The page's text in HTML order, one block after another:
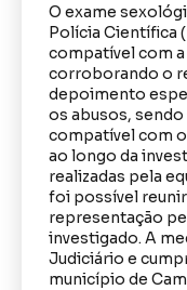
O exame
Polícia Científica
compatível com
corroborando o
depoimento
os abusos,
compatível com
ao longo da
realizadas pela
foi possível
representação
investigado. A
Judiciário e
município de